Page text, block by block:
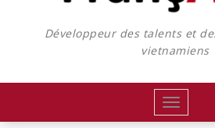
Développeur des talents et
vietnamiens
Toggle